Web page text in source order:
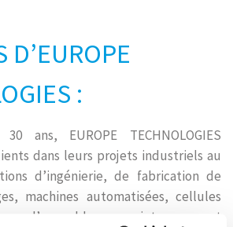
D’EUROPE
:
ans, EUROPE TECHNOLOGIES
dans leurs projets industriels au
d’ingénierie, de fabrication de
machines automatisées, cellules
d’assemblage, maintenance et